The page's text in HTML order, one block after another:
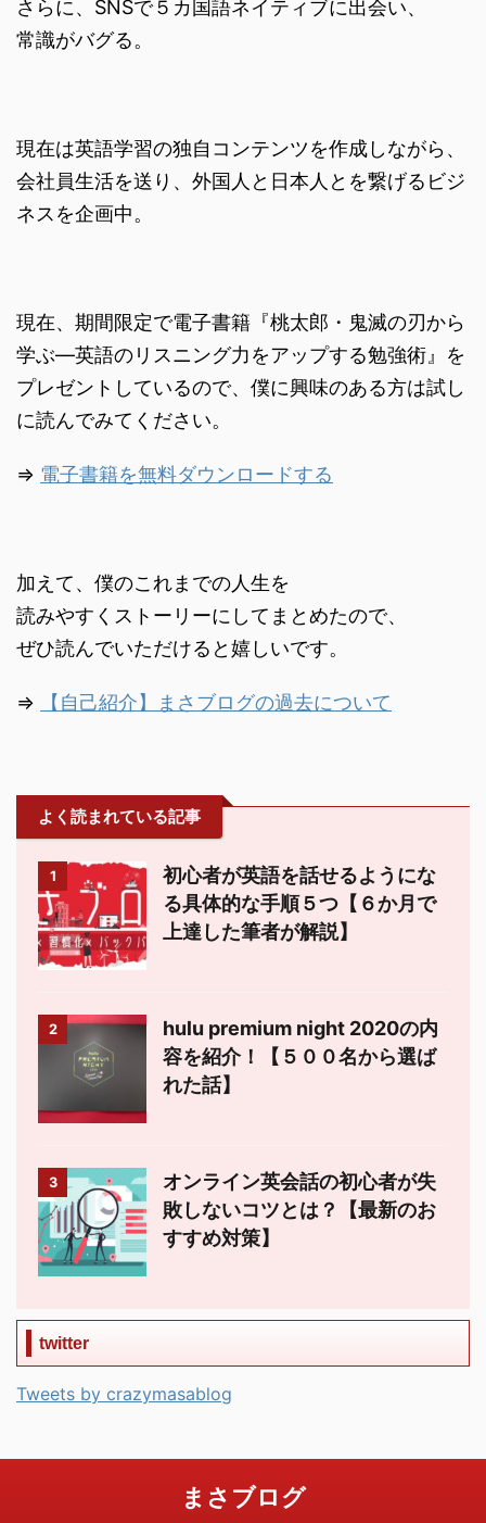
さらに、SNSで５カ国語ネイティブに出会い、
常識がバグる。
現在は英語学習の独自コンテンツを作成しながら、
会社員生活を送り、外国人と日本人とを繋げるビジ
ネスを企画中。
現在、期間限定で電子書籍『桃太郎・鬼滅の刃から
学ぶ―英語のリスニング力をアップする勉強術』を
プレゼントしているので、僕に興味のある方は試し
に読んでみてください。
⇒ 電子書籍を無料ダウンロードする
加えて、僕のこれまでの人生を
読みやすくストーリーにしてまとめたので、
ぜひ読んでいただけると嬉しいです。
⇒ 【自己紹介】まさブログの過去について
よく読まれている記事
1
初心者が英語を話せるようにな
る具体的な手順５つ【６か月で
上達した筆者が解説】
2
hulu premium night 2020の内
容を紹介！【５００名から選ば
れた話】
3
オンライン英会話の初心者が失
敗しないコツとは？【最新のお
すすめ対策】
twitter
Tweets by crazymasablog
まさブログ